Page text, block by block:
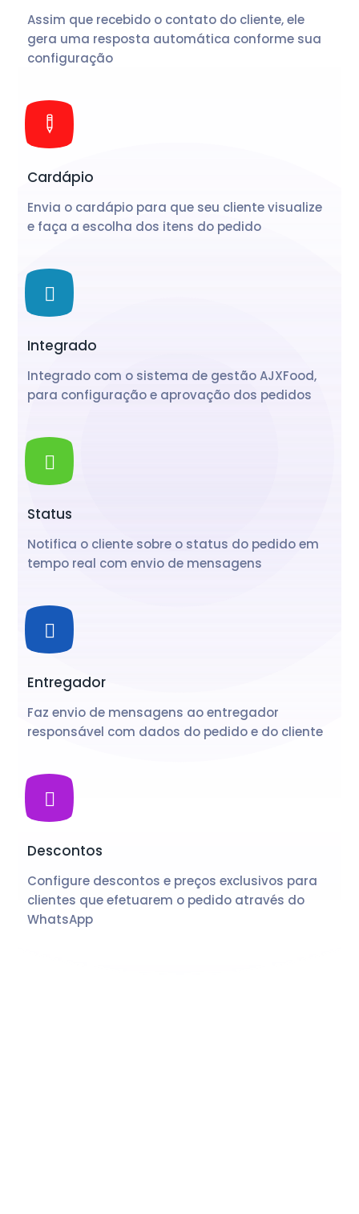
Assim que recebido o contato do cliente, ele
gera uma resposta automática conforme sua
configuração
Cardápio
Envia o cardápio para que seu cliente visualize
e faça a escolha dos itens do pedido
Integrado
Integrado com o sistema de gestão AJXFood,
para configuração e aprovação dos pedidos
Status
Notifica o cliente sobre o status do pedido em
tempo real com envio de mensagens
Entregador
Faz envio de mensagens ao entregador
responsável com dados do pedido e do cliente
Descontos
Configure descontos e preços exclusivos para
clientes que efetuarem o pedido através do
WhatsApp